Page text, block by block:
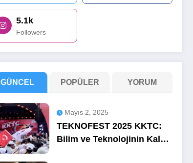
5.1k
Followers
GÜNCEL POPÜLER YORUM
Mayıs 2, 2025
TEKNOFEST 2025 KKTC:
Bilim ve Teknolojinin Kalbi